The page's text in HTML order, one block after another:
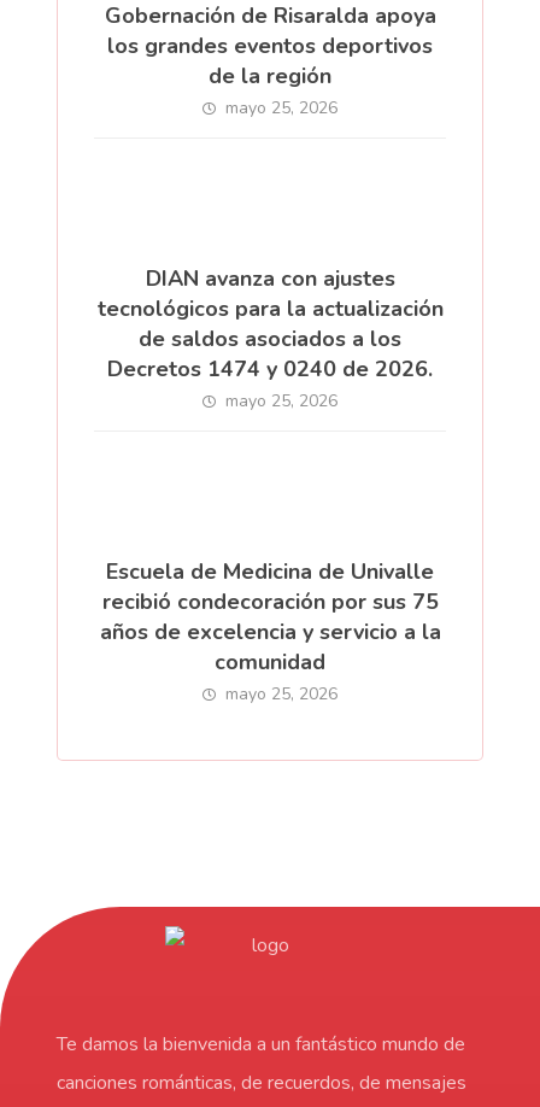
Gobernación de Risaralda apoya
los grandes eventos deportivos
de la región
mayo 25, 2026
DIAN avanza con ajustes
tecnológicos para la actualización
de saldos asociados a los
Decretos 1474 y 0240 de 2026.
mayo 25, 2026
Escuela de Medicina de Univalle
recibió condecoración por sus 75
años de excelencia y servicio a la
comunidad
mayo 25, 2026
Te damos la bienvenida a un fantástico mundo de
canciones románticas, de recuerdos, de mensajes